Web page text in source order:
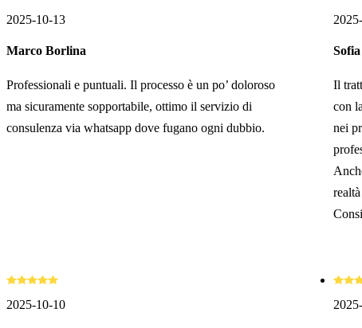
2025-10-13
Marco Borlina
Professionali e puntuali. Il processo è un po’ doloroso
ma sicuramente sopportabile, ottimo il servizio di
consulenza via whatsapp dove fugano ogni dubbio.
Sofia
Il
con
nei
2025-10-10